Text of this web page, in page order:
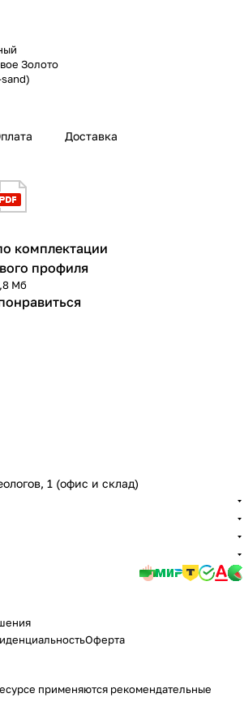
Золото
Доставка
комплектации
профиля
Мб
1 (офис и склад)
Оферта
применяются рекомендательные